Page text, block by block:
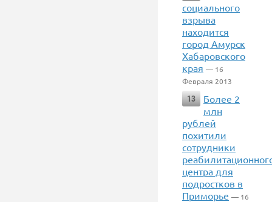
социального
взрыва
находится
город Амурск
Хабаровского
края — 16
Февраля 2013
13
Более 2
млн
рублей
похитили
сотрудники
центра для
подростков в
Приморье — 16